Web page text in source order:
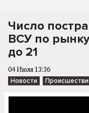
Число
ВСУ по
до 21
04 Июля 13:36
Новости